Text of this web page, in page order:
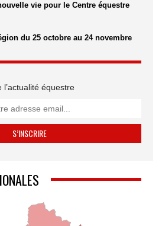
vie pour le Centre équestre
du 25 octobre au 24 novembre
équestre